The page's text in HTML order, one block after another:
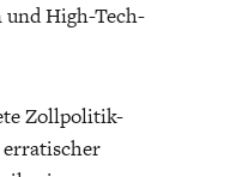
High-Tech-
Zollpolitik-